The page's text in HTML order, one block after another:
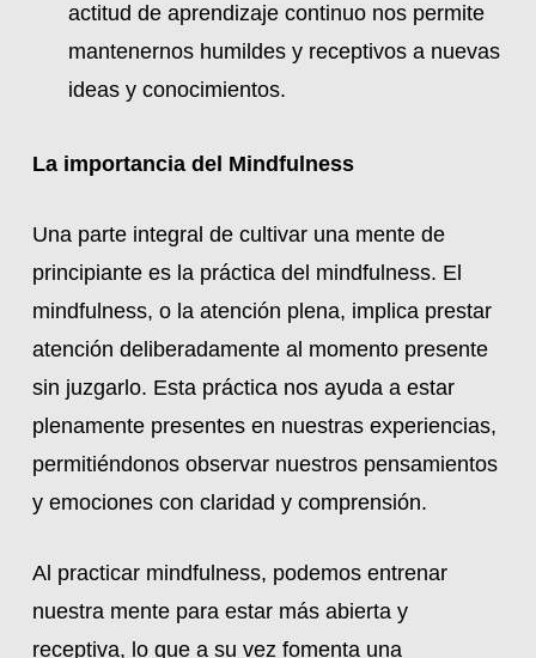
actitud de aprendizaje continuo nos permite
mantenernos humildes y receptivos a nuevas
ideas y conocimientos.
La importancia del Mindfulness
Una parte integral de cultivar una mente de
principiante es la práctica del mindfulness. El
mindfulness, o la atención plena, implica prestar
atención deliberadamente al momento presente
sin juzgarlo. Esta práctica nos ayuda a estar
plenamente presentes en nuestras experiencias,
permitiéndonos observar nuestros pensamientos
y emociones con claridad y comprensión.
Al practicar mindfulness, podemos entrenar
nuestra mente para estar más abierta y
receptiva, lo que a su vez fomenta una